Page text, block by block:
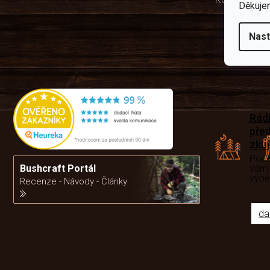
Bushcraft Portál
Recenze - Návody - Články
Rádi
vám